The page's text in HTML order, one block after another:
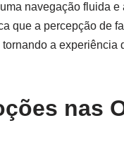
navegação fluida
que a percepção de
a
nas